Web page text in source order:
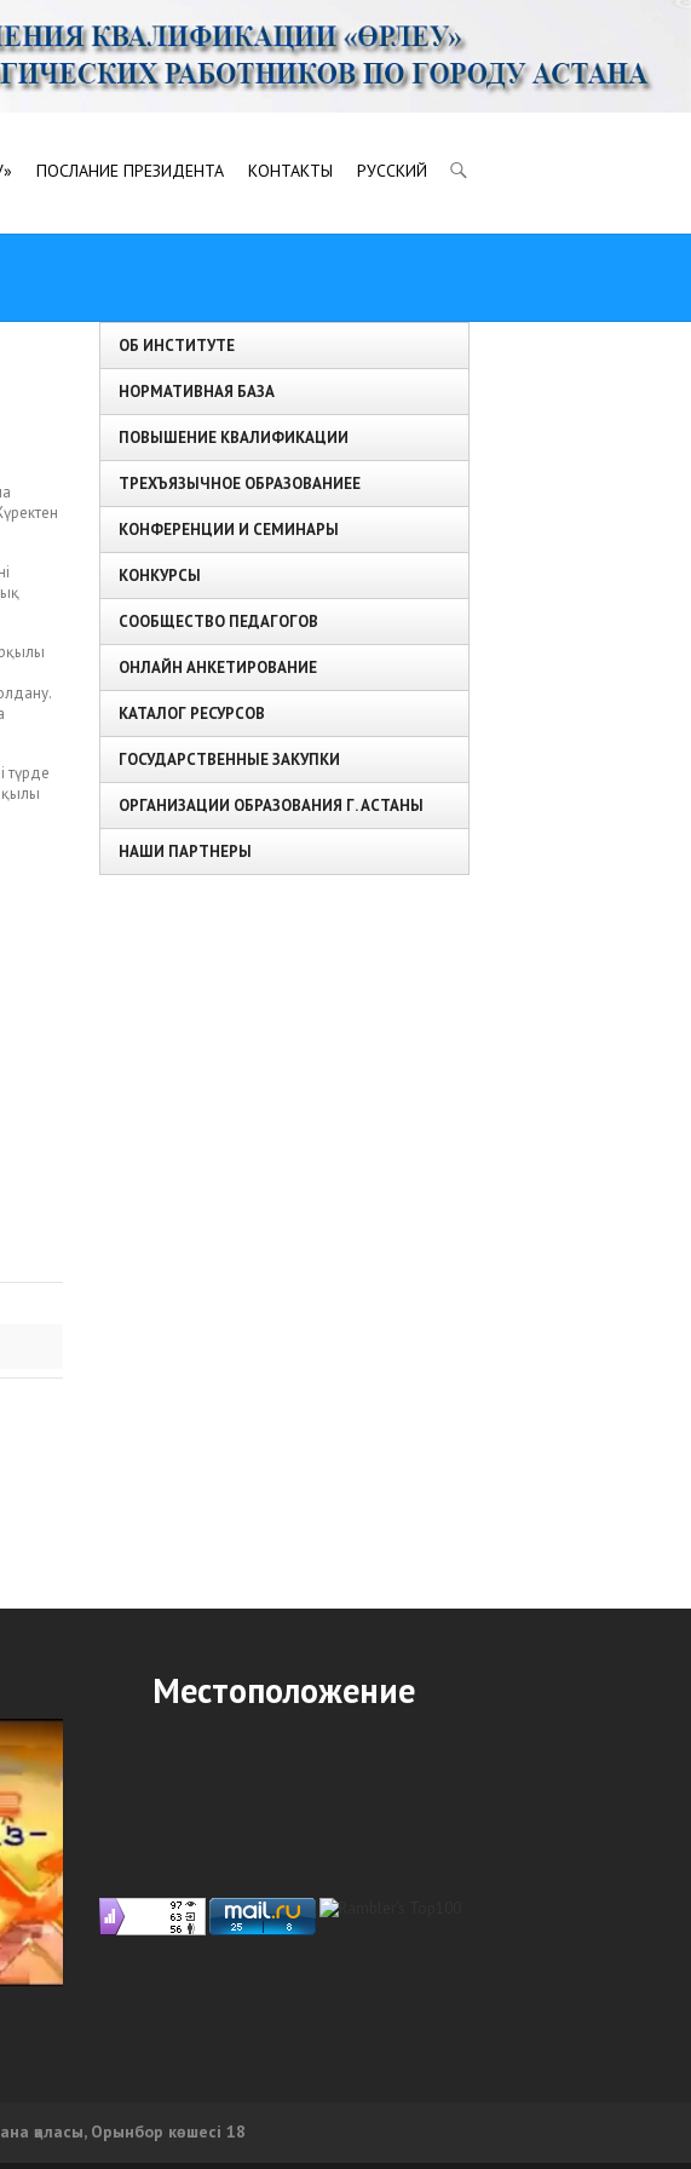
ПОСЛАНИЕ ПРЕЗИДЕНТА КОНТАКТЫ РУССКИЙ
түрде
ОБ ИНСТИТУТЕ
НОРМАТИВНАЯ БАЗА
ПОВЫШЕНИЕ КВАЛИФИКАЦИИ
ТРЕХЪЯЗЫЧНОЕ ОБРАЗОВАНИЕЕ
КОНФЕРЕНЦИИ И СЕМИНАРЫ
КОНКУРСЫ
СООБЩЕСТВО ПЕДАГОГОВ
ОНЛАЙН АНКЕТИРОВАНИЕ
КАТАЛОГ РЕСУРСОВ
ГОСУДАРСТВЕННЫЕ ЗАКУПКИ
ОРГАНИЗАЦИИ ОБРАЗОВАНИЯ Г. АСТАНЫ
НАШИ ПАРТНЕРЫ
Местоположение
қаласы, Орынбор көшесі 18